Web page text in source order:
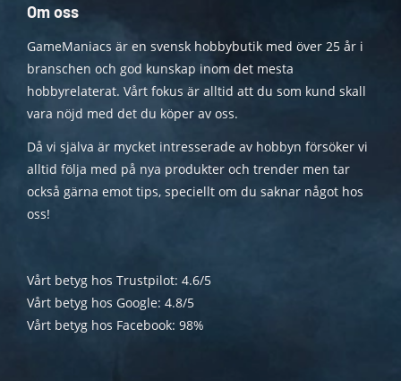
Om oss
GameManiacs är en svensk hobbybutik med över 25 år i
branschen och god kunskap inom det mesta
hobbyrelaterat. Vårt fokus är alltid att du som kund skall
vara nöjd med det du köper av oss.
Då vi själva är mycket intresserade av hobbyn försöker vi
alltid följa med på nya produkter och trender men tar
också gärna emot tips, speciellt om du saknar något hos
oss!
Vårt betyg hos Trustpilot: 4.6/5
Vårt betyg hos Google: 4.8/5
Vårt betyg hos Facebook: 98%